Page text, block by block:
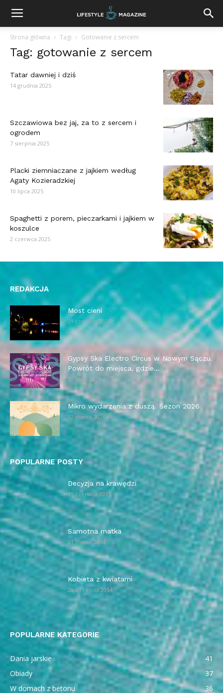
Strona główna Tagi Gotowanie z sercem
Tag: gotowanie z sercem
Tatar dawniej i dziś
14 grudnia 2025
Szczawiowa bez jaj, za to z sercem i
ogrodem
7 sierpnia 2025
Placki ziemniaczane z jajkiem według
Agaty Kozieradzkiej
10 lipca 2025
Spaghetti z porem, pieczarkami i jajkiem w
koszulce
2 czerwca 2025
REDAKCJA
Most cieni
29 czerwca 2026
Gypsy Ska Electro Circus w Nowym Sączu.
Powrót do miejsca, gdzie...
13 maja 2026
Mikro wydarzenia z duszą. Sezon 2026
12 marca 2026
POPULARNE POSTY
Decyzja na krawędzi
15 czerwca 2015
Samotna matka
21 marca 2014
Kobieta z kwiatami
28 września 2014
POPULARNE KATEGORIE
Dania jarskie
41
Obiady
37
W domach z betonu
36